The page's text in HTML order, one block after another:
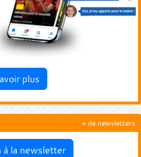
plus
à la newsletter
+ de newsletters